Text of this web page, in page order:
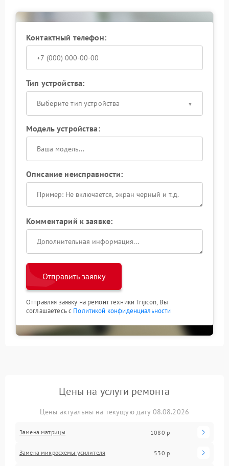
Контактный телефон:
Тип устройства:
Выберите тип устройства
Модель устройства:
Описание неисправности:
Комментарий к заявке:
Отправить заявку
Отправляя заявку на ремонт техники Trijicon, Вы
соглашаетесь с Политикой конфиденциальности
Цены на услуги ремонта
Цены актуальны на текущую дату 08.08.2026
Замена матрицы 1080 р
Замена микросхемы усилителя 530 р